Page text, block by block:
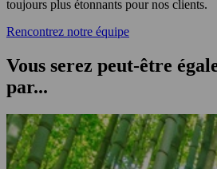
toujours plus étonnants pour nos clients.
Rencontrez notre équipe
Vous serez peut-être
par...